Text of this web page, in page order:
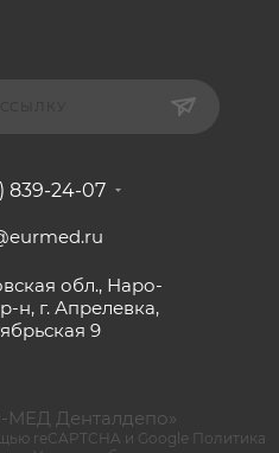
839-24-07
обл., Наро-
н, г. Апрелевка,
9
МЕД Денталдепо»
reCAPTCHA и Google Политика